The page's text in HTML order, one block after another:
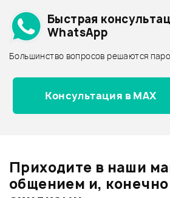
Архив товаров - дешевле
Архив товаров - дороже
Все товары SOUNDKING
Архив товаров - новинки
Быстрая
WhatsApp
Большинство вопросов решаются
Консультация в MAX
Приходите в наши
общением и,